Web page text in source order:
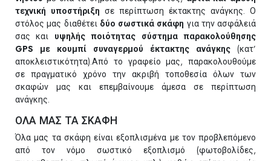
τεχνική υποστήριξη σε περίπτωση έκτακτης ανάγκης. Ο
στόλος μας διαθέτει δύο σωστικά σκάφη για την ασφάλειά
σας και υψηλής ποιότητας σύστημα παρακολούθησης
GPS με κουμπί συναγερμού έκτακτης ανάγκης (κατ’
αποκλειστικότητα).Από το γραφείο μας, παρακολουθούμε
σε πραγματικό χρόνο την ακριβή τοποθεσία όλων των
σκαφών μας και επεμβαίνουμε άμεσα σε περίπτωση
ανάγκης.
ΟΛΑ ΜΑΣ ΤΑ ΣΚΑΦΗ
Όλα μας τα σκάφη είναι εξοπλισμένα με τον προβλεπόμενο
από τον νόμο σωστικό εξοπλισμό (φωτοβολίδες,